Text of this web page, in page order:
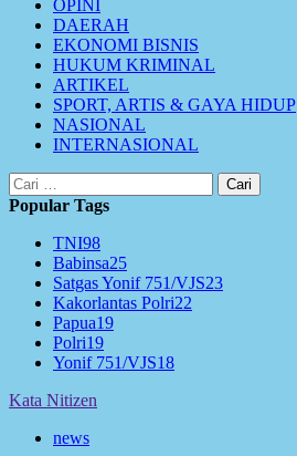
Menu
OPINI
DAERAH
EKONOMI BISNIS
HUKUM KRIMINAL
ARTIKEL
SPORT, ARTIS & GAYA HIDUP
NASIONAL
INTERNASIONAL
Cari
untuk:
Popular Tags
TNI98
Babinsa25
Satgas Yonif 751/VJS23
Kakorlantas Polri22
Papua19
Polri19
Yonif 751/VJS18
Kata Nitizen
news